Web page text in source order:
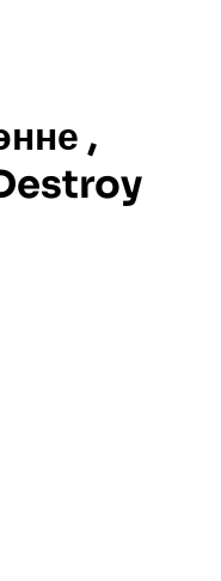
,